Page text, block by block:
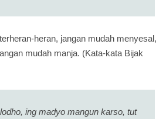
heran, jangan mudah menyesal,
mudah manja. (Kata-kata Bijak
ing madyo mangun karso, tut